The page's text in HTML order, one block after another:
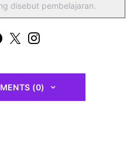
disebut pembelajaran.
(0)